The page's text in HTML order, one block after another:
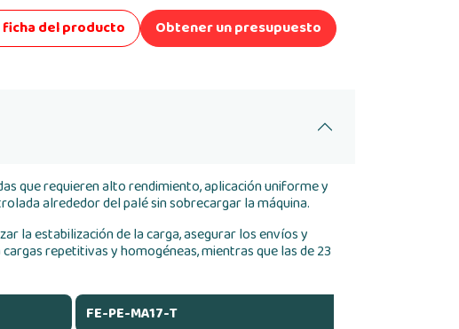
del producto Obtener un presupuesto
que requieren alto rendimiento, aplicación uniforme y
alrededor del palé sin sobrecargar la máquina.
la estabilización de la carga, asegurar los envíos y
repetitivas y homogéneas, mientras que las de 23
FE-PE-MA17-T